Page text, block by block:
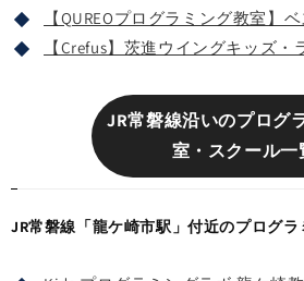
【QUREOプログラミング教室】
【Crefus】茨進ウイングキッズ・
JR常磐線沿いのプログ
室・スクール一
JR常磐線「龍ケ崎市駅」付近のプログ